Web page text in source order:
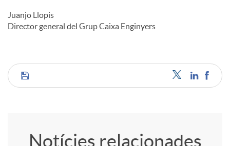
Juanjo Llopis
Director general del Grup Caixa Enginyers
C
Notícies relacionades